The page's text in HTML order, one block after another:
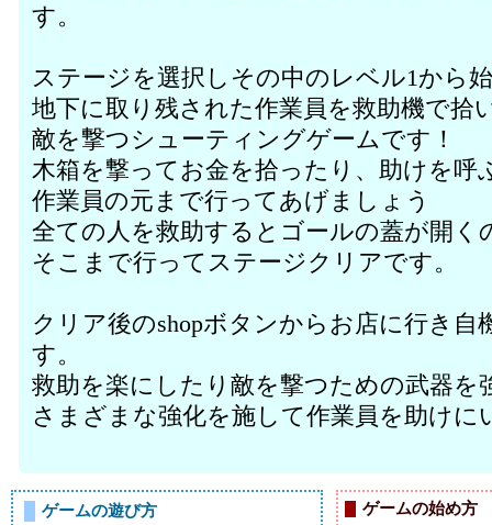
す。
ステージを選択しその中のレベル1から
地下に取り残された作業員を救助機で拾
敵を撃つシューティングゲームです！
木箱を撃ってお金を拾ったり、助けを呼
作業員の元まで行ってあげましょう
全ての人を救助するとゴールの蓋が開く
そこまで行ってステージクリアです。
クリア後のshopボタンからお店に行き
す。
救助を楽にしたり敵を撃つための武器を
さまざまな強化を施して作業員を助けに
ゲームの遊び方 ゲームの始め方